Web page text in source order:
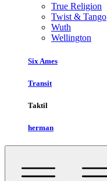
True Religion
Twist & Tango
Wuth
Wellington
Six Ames
Transit
Taktil
herman